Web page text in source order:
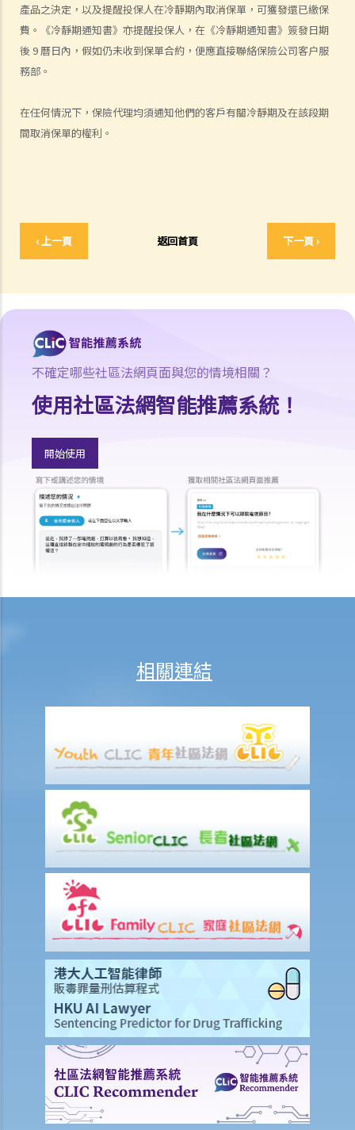
產品之決定，以及提醒投保人在冷靜期內取消保單，可獲發還已繳保
費。《冷靜期通知書》亦提醒投保人，在《冷靜期通知書》簽發日期
後 9 曆日內，假如仍未收到保單合約，便應直接聯絡保險公司客户服
務部。
在任何情況下，保險代理均須通知他們的客戶有關冷靜期及在該段期
間取消保單的權利。
‹ 上一頁 返回首頁 下一頁 ›
4. 保險業監管局有甚麼權力持牌保險中介人確保保險中介人遵從法規，
以及處理他們的不當行為?
5. 我對賠償金額及保險代理 / 保險公司的行為極之不滿。我應否訴諸法
賠償上限？
6. 保險代理利用虛假資料誘導我購買保險。我可否終止該保單合約及要
1. 甚麼是保險科技?
來處理與保險相關的事務，有甚麼要注意?
常見保險產品種類
A. 人壽保險 （包括退休保障產品）
變主意，我可否取消這份保險？
因素？我可向誰徵詢意見？
3. 我如何在購買長期保險保單前，得知該保單的利益說明?
4. 我為何需要在購買長期保險保單前，提供資料以填寫財務需要分析報
5. 人壽保險的「可爭議期」是甚麼？
6. 人壽保險中的「自殺條款」有甚麼作用？
下，我才可以更改壽險保單內的「不可撤換受益人」？
成年前（即年滿18歲前）死亡，他可否獲得所有保險金？
10. 受保人已失蹤了數年，其保單受益人可否向保險公司索取死亡賠
11. 在處理索償時，保險公司會否接受中醫發出的醫療報告 / 醫生紙？
12. 我在香港購買了一份保險，但在海外受了傷。我可否向保險公司提
13. 十八歲以下的人可否購買人壽保險？
效」。我可否在這段期間向保險公司索償？
15. 我為同一項目（如住院或家居意外）購買了數份保險。我可否從所
有保單索取全數保額，或只可索取實際開支或損失？人壽保險的死亡賠
16. 法例規定誰人需要參加強積金計劃（或其他認可的職業性退休計
劃）？自僱人士或臨時僱員 / 散工（沒有僱傭合約的員工）是否亦要參
加這些計劃？
17. 法例規定強積金計劃的供款額或入息比例是多少？
18. 我已参加強積金計劃。我是否仍需考慮其他退休計劃，例如人壽保
險或其他投資工具？
B. 醫療保險
不確定哪些社區法網頁面與您的情境相關？
使用社區法網智能推薦系統！
開始使用
相關連結